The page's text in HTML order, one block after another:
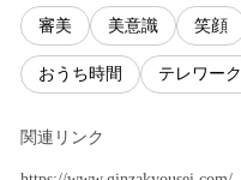
審美 美意識 笑顔
おうち時間 テレワーク
関連リンク